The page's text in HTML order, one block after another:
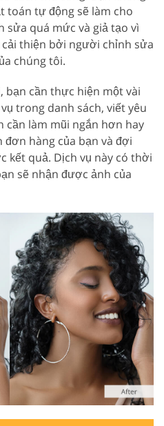
toán tự động sẽ làm cho
sửa quá mức và giả tạo vì
thiện bởi người chỉnh sửa
chúng tôi.
bạn cần thực hiện một vài
trong danh sách, viết yêu
cần làm mũi ngắn hơn hay
đơn hàng của bạn và đợi
kết quả. Dịch vụ này có thời
sẽ nhận được ảnh của